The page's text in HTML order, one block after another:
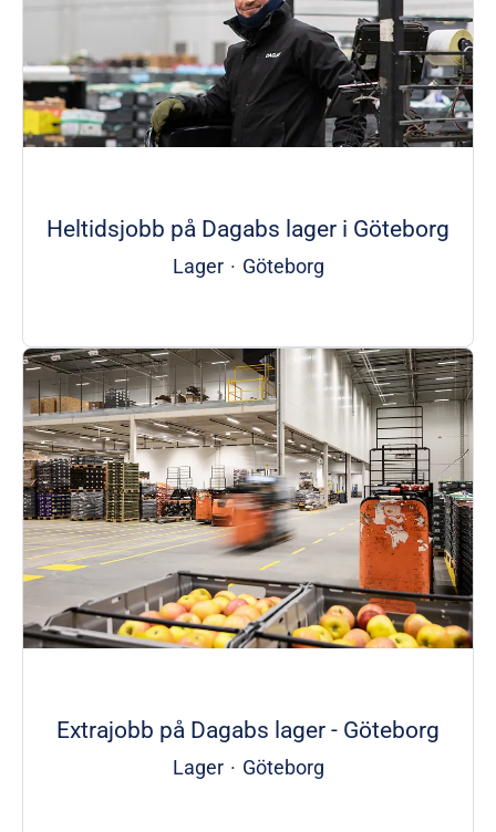
Heltidsjobb på Dagabs lager i Göteborg
Lager · Göteborg
Extrajobb på Dagabs lager - Göteborg
Lager · Göteborg